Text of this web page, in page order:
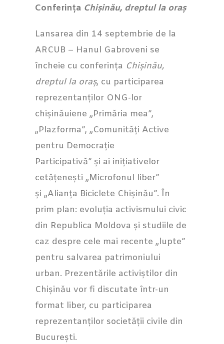
Conferința Chișinău, dreptul la oraș
Lansarea din 14 septembrie de la
ARCUB – Hanul Gabroveni se
încheie cu conferința Chișinău,
dreptul la oraș, cu participarea
reprezentanților ONG-lor
chișinăuiene „Primăria mea”,
„Plazforma”, „Comunități Active
pentru Democrație
Participativă” și ai inițiativelor
cetățenești „Microfonul liber”
și „Alianța Biciclete Chișinău”. În
prim plan: evoluția activismului civic
din Republica Moldova și studiile de
caz despre cele mai recente „lupte”
pentru salvarea patrimoniului
urban. Prezentările activiștilor din
Chișinău vor fi discutate într-un
format liber, cu participarea
reprezentanților societății civile din
București.